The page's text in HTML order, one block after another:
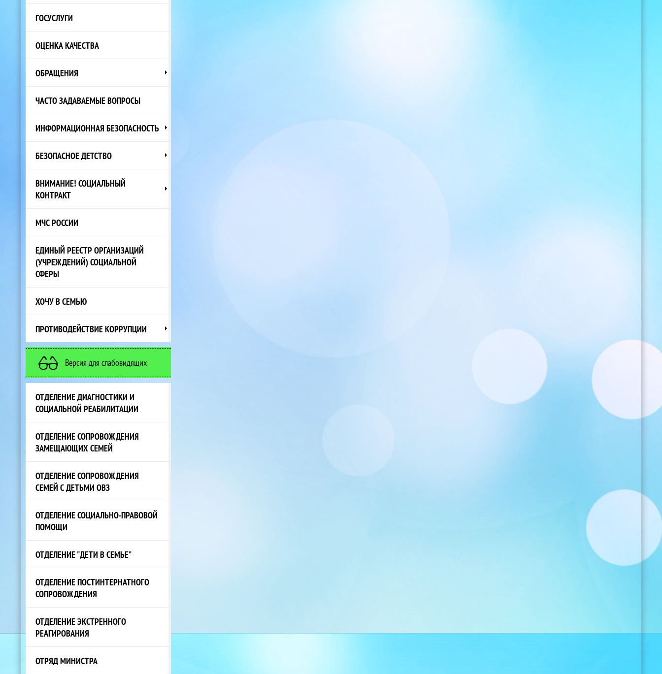
ГОСУСЛУГИ
ОЦЕНКА КАЧЕСТВА
ОБРАЩЕНИЯ
ЧАСТО ЗАДАВАЕМЫЕ ВОПРОСЫ
ИНФОРМАЦИОННАЯ БЕЗОПАСНОСТЬ
БЕЗОПАСНОЕ ДЕТСТВО
ВНИМАНИЕ! СОЦИАЛЬНЫЙ
КОНТРАКТ
МЧС РОССИИ
ЕДИНЫЙ РЕЕСТР ОРГАНИЗАЦИЙ
(УЧРЕЖДЕНИЙ) СОЦИАЛЬНОЙ
СФЕРЫ
ХОЧУ В СЕМЬЮ
ПРОТИВОДЕЙСТВИЕ КОРРУПЦИИ
Версия для слабовидящих
ОТДЕЛЕНИЕ ДИАГНОСТИКИ И
СОЦИАЛЬНОЙ РЕАБИЛИТАЦИИ
ОТДЕЛЕНИЕ СОПРОВОЖДЕНИЯ
ЗАМЕЩАЮЩИХ СЕМЕЙ
ОТДЕЛЕНИЕ СОПРОВОЖДЕНИЯ
СЕМЕЙ С ДЕТЬМИ ОВЗ
ОТДЕЛЕНИЕ СОЦИАЛЬНО-ПРАВОВОЙ
ПОМОЩИ
ОТДЕЛЕНИЕ "ДЕТИ В СЕМЬЕ"
ОТДЕЛЕНИЕ ПОСТИНТЕРНАТНОГО
СОПРОВОЖДЕНИЯ
ОТДЕЛЕНИЕ ЭКСТРЕННОГО
РЕАГИРОВАНИЯ
ОТРЯД МИНИСТРА